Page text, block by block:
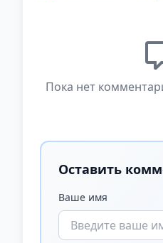
Пока нет
Оставить
Ваше имя